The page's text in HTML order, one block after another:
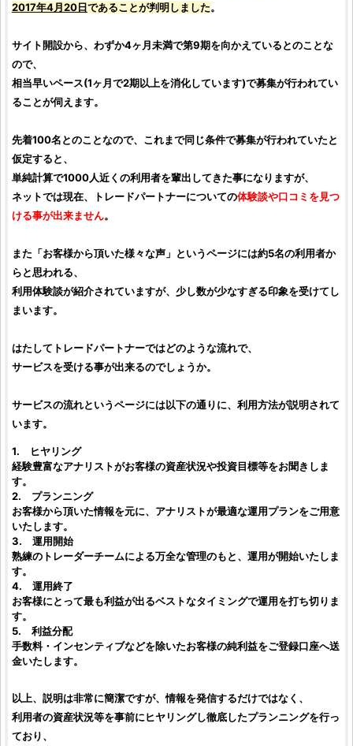
2017年4月20日であることが判明しました。
サイト開設から、わずか4ヶ月未満で第9期を向かえているとのことな
ので、
相当早いペース(1ヶ月で2期以上を消化しています)で募集が行われてい
ることが伺えます。
先着100名とのことなので、これまで同じ条件で募集が行われていたと
仮定すると、
単純計算で1000人近くの利用者を輩出してきた事になりますが、
ネットでは現在、
トレードパートナーについての体験談や口コミ を見つ
ける事が出来ません。
また「お客様から頂いた様々な声」というページには約5名の利用者か
らと思われる、
利用体験談が紹介されていますが、少し数が少なすぎる印象を受けてし
まいます。
はたして トレードパートナーではどのような流れで、
サービスを受ける事が出来るのでしょうか。
サービスの流れというページには以下の通りに、利用方法が説明されて
います。
1. ヒヤリング
経験豊富なアナリストがお客様の資産状況や投資目標等をお聞きしま
す。
2. プランニング
お客様から頂いた情報を元に、アナリストが最適な運用プランをご用意
いたします。
3. 運用開始
熟練の トレーダーチームによる万全な管理のもと、運用が開始いたしま
す。
4. 運用終了
お客様にとって最も利益が出るベストなタイミングで運用を打ち切りま
す。
5. 利益分配
手数料・インセンティブなどを除いたお客様の純利益をご登録口座へ送
金いたします。
以上、説明は非常に簡潔ですが、情報を発信するだけではなく、
利用者の資産状況等を事前にヒヤリングし徹底したプランニングを行っ
ており、